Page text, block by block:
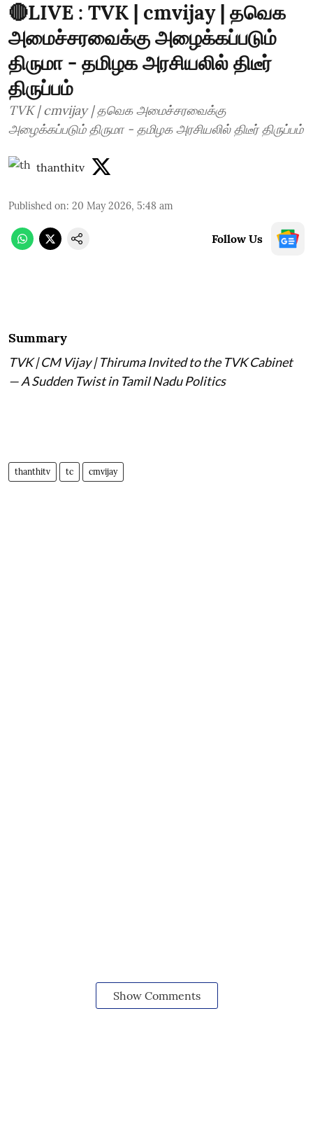
🔴LIVE : TVK | cmvijay | தவெக
அமைச்சரவைக்கு அழைக்கப்படும்
திருமா - தமிழக அரசியலில் திடீர்
திருப்பம்
TVK | cmvijay | தவெக அமைச்சரவைக்கு
அழைக்கப்படும் திருமா - தமிழக அரசியலில் திடீர் திருப்பம்
thanthitv
Published on: 20 May 2026, 5:48 am
Follow Us
Summary
TVK | CM Vijay | Thiruma Invited to the TVK Cabinet
— A Sudden Twist in Tamil Nadu Politics
thanthitv tc cmvijay
Show Comments